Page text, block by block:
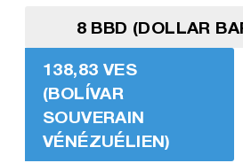
8 BBD (DOLLAR
138,83 VES
(BOLÍVAR
SOUVERAIN
VÉNÉZUÉLIEN)